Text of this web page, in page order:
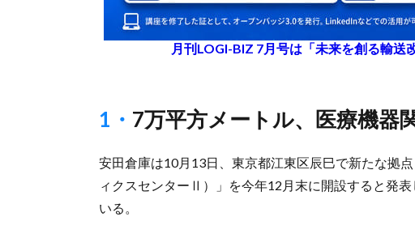
月刊LOGI-BIZ 7月号は「未来を創る輸送
1・7万平方メートル、医療機
安田倉庫は10月13日、東京都江東区辰巳で新たな拠
ィクスセンターⅡ）」を今年12月末に開設すると発
いる。